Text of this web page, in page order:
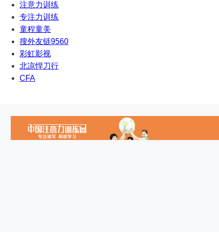
注意力训练
专注力训练
童程童美
搜外友链9560
彩虹影视
北凉悍刀行
CFA